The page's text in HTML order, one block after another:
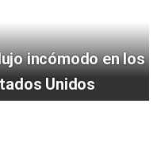
incómodo en los
Unidos